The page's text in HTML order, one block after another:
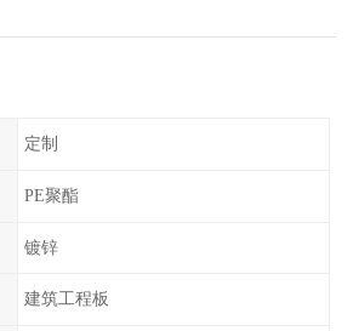
定制
PE聚酯
镀锌
建筑工程板